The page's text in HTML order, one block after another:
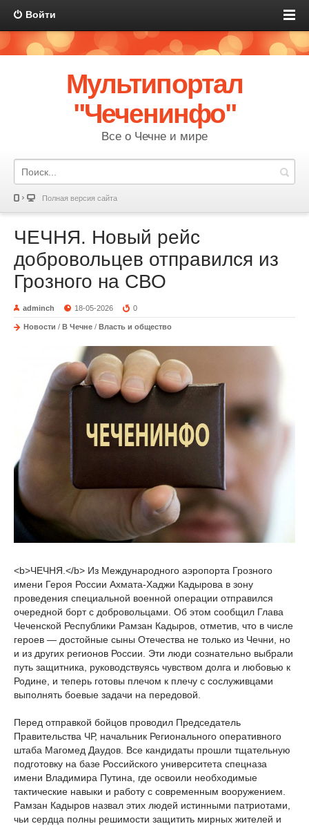
Войти
Мультипортал
"Чеченинфо"
Все о Чечне и мире
Полная версия сайта
ЧЕЧНЯ. Новый рейс
добровольцев отправился из
Грозного на СВО
adminch 18-05-2026 0
Новости / В Чечне / Власть и общество
<b>ЧЕЧНЯ.</b> Из Международного аэропорта Грозного
имени Героя России Ахмата-Хаджи Кадырова в зону
проведения специальной военной операции отправился
очередной борт с добровольцами. Об этом сообщил Глава
Чеченской Республики Рамзан Кадыров, отметив, что в числе
героев — достойные сыны Отечества не только из Чечни, но
и из других регионов России. Эти люди сознательно выбрали
путь защитника, руководствуясь чувством долга и любовью к
Родине, и теперь готовы плечом к плечу с сослуживцами
выполнять боевые задачи на передовой.
Перед отправкой бойцов проводил Председатель
Правительства ЧР, начальник Регионального оперативного
штаба Магомед Даудов. Все кандидаты прошли тщательную
подготовку на базе Российского университета спецназа
имени Владимира Путина, где освоили необходимые
тактические навыки и работу с современным вооружением.
Рамзан Кадыров назвал этих людей истинными патриотами,
чьи сердца полны решимости защитить мирных жителей и